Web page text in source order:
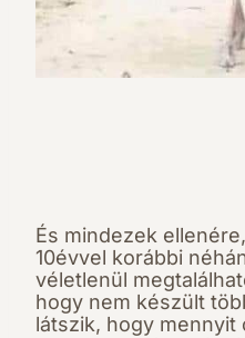
És mindezek
10évvel korábbi
véletlenül
hogy nem készült
látszik, hogy mennyit